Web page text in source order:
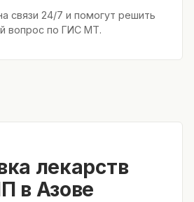
связи 24/7 и помогут решить
вопрос по ГИС МТ.
лекарств
в Азове